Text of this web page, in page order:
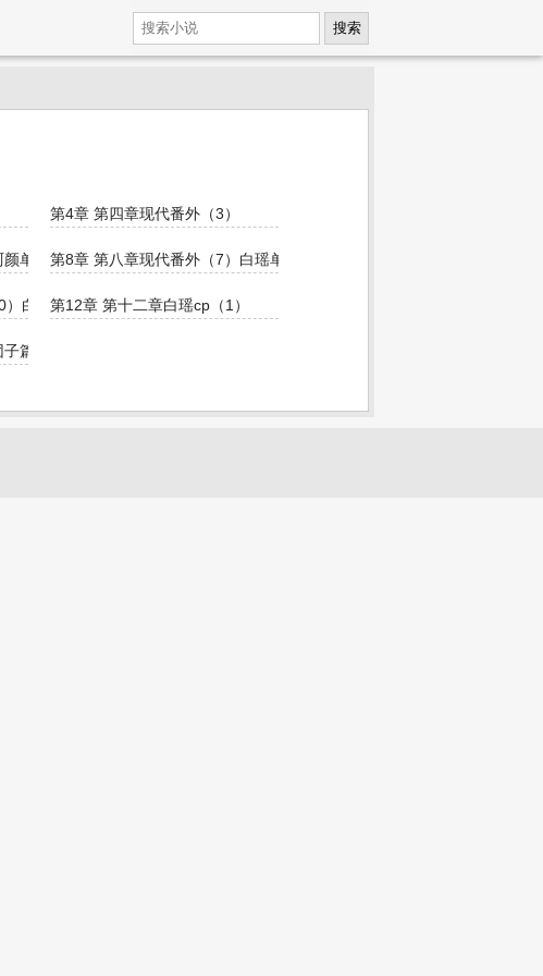
搜索
第4章 第四章现代番外（3）
单线 第8章 第八章现代番外（7）白瑶单线
）白瑶单线第12章 第十二章白瑶cp（1）
篇